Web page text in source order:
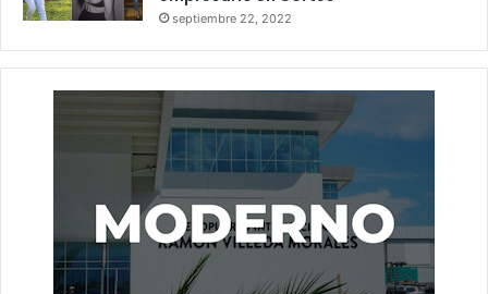
septiembre 22, 2022